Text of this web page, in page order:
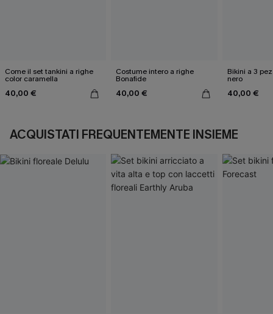
Come il set tankini a righe
color caramella
40,00 €
Costume intero a righe
Bonafide
40,00 €
Bikini a 3
nero
40,00 €
ACQUISTATI FREQUENTEMENTE INSIEME